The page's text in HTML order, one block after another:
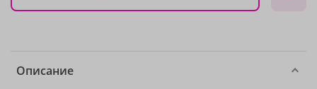
Описание